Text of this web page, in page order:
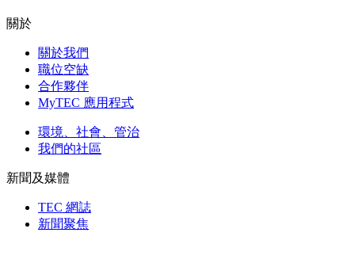
關於
關於我們
職位空缺
合作夥伴
MyTEC 應用程式
環境、社會、管治
我們的社區
新聞及媒體
TEC 網誌
新聞聚焦